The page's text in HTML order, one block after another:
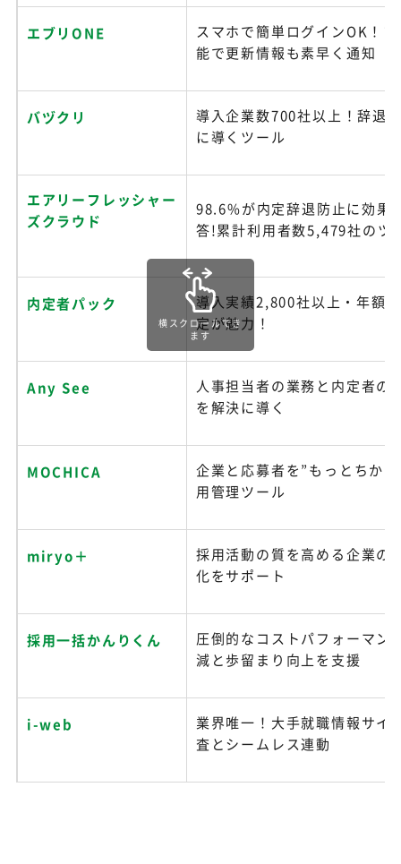
エブリONE
スマホで簡単ログインOK！
能で更新情報も素早く通知
バヅクリ
導入企業数700社以上！辞退
に導くツール
エアリーフレッシャー
ズクラウド
98.6%が内定辞退防止に効果
答!累計利用者数5,479社のツ
内定者パック
導入実績2,800社以上・年額
定が魅力！
Any See
人事担当者の業務と内定者の
を解決に導く
MOCHICA
企業と応募者を”もっとちか
用管理ツール
miryo＋
採用活動の質を高める企業の
化をサポート
採用一括かんりくん
圧倒的なコストパフォーマン
減と歩留まり向上を支援
i-web
業界唯一！大手就職情報サイ
査とシームレス連動
横スクロールでき
ます